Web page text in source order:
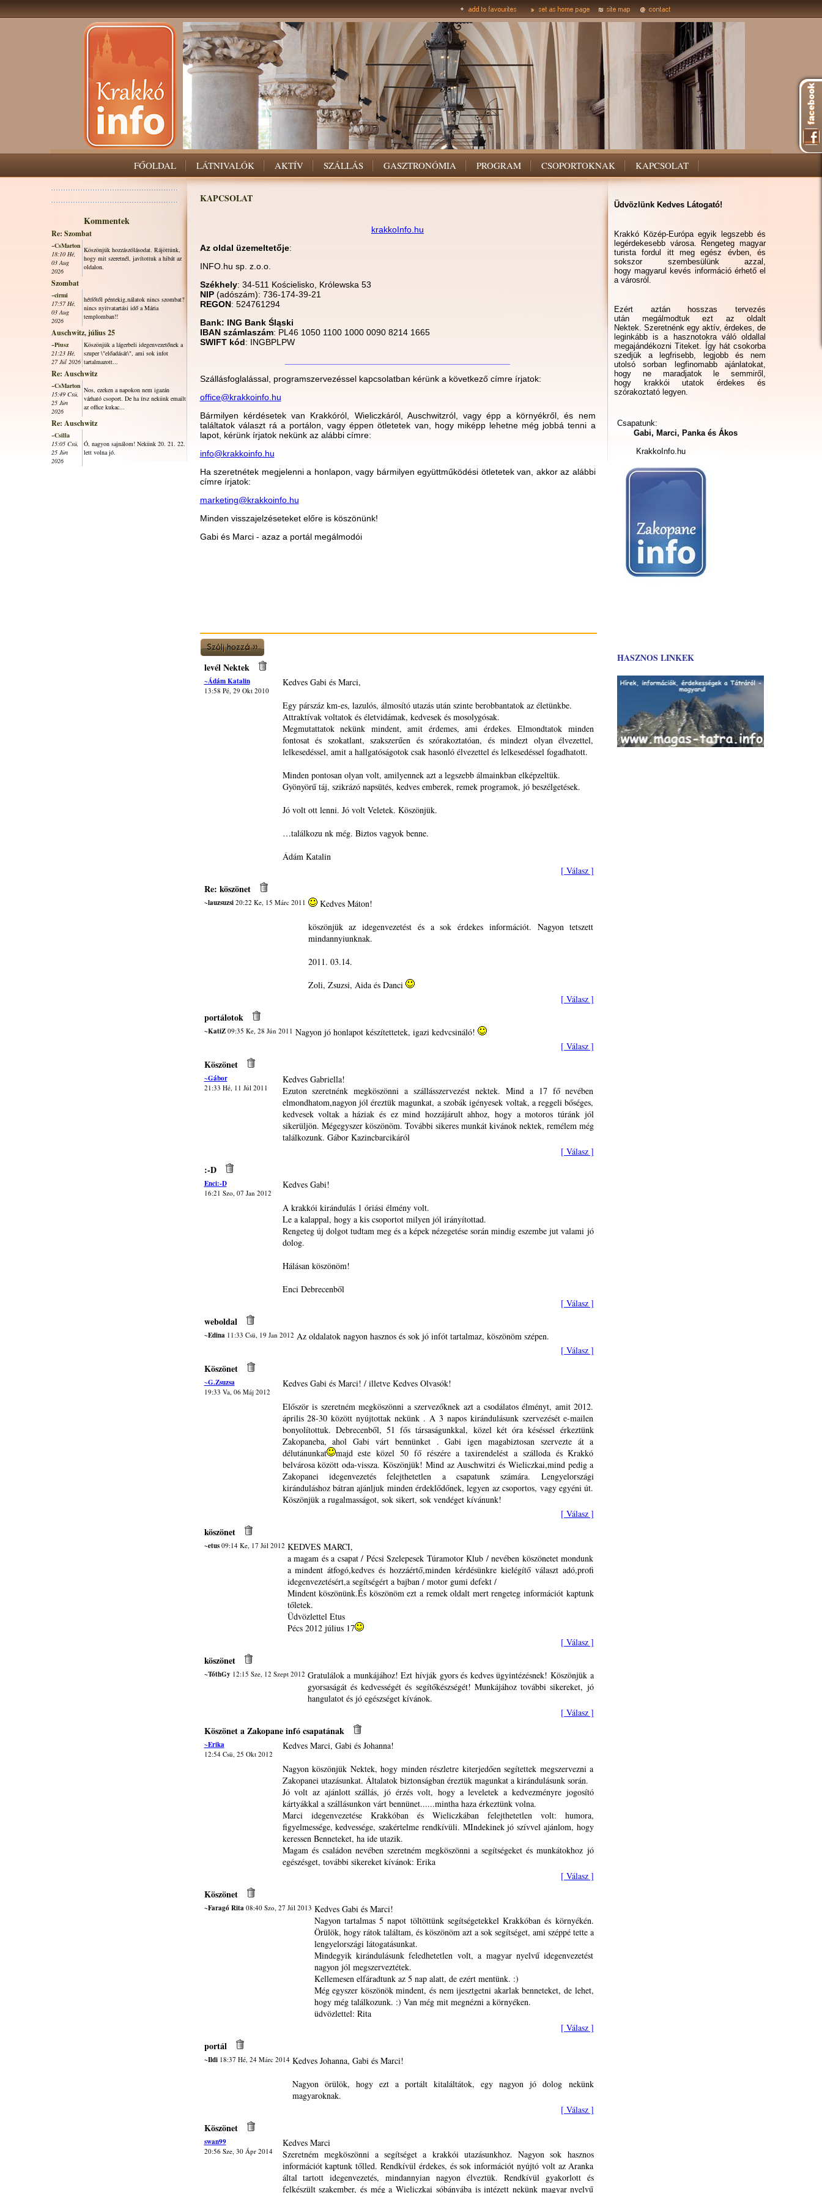
FŐOLDAL LÁTNIVALÓK AKTÍV SZÁLLÁS GASZTRONÓMIA PROGRAM CSOPORTOKNAK KAPCSOLAT
Kommentek
Re: Szombat
~CsMarton
18:10 Hé,
03 Aug
2026
Köszönjük hozzászólásodat. Rájöttünk,
hogy mit szeretnél, javítottuk a hibát az
oldalon.
Szombat
~cirmi
17:57 Hé,
03 Aug
2026
hétfőtől péntekig,nálatok nincs szombat?
nincs nyitvatartási idő a Mária
templomban!!
Auschwitz, július 25
~Piusz
21:23 Hé,
27 Júl 2026
Köszönjük a lágerbeli idegenvezetőnek a
szuper \"előadását\", ami sok infot
tartalmazott...
Re: Auschwitz
~CsMarton
15:49 Csü,
25 Jún
2026
Nos, ezeken a napokon nem igazán
várható csoport. De ha írsz nekünk emailt
az office kukac...
Re: Auschwitz
~Csilla
15:05 Csü,
25 Jún
2026
Ó, nagyon sajnálom! Nekünk 20. 21. 22.
lett volna jó.
KAPCSOLAT
krakkoInfo.hu
Az oldal üzemeltetője:
INFO.hu sp. z.o.o.
Székhely: 34-511 Kościelisko, Królewska 53
NIP(adószám): 736-174-39-21
REGON: 524761294
Bank: ING Bank Śląski
IBAN számlaszám: PL46 1050 1100 1000 0090 8214 1665
SWIFT kód: INGBPLPW
Szállásfoglalással, programszervezéssel kapcsolatban kérünk a következő címre írjatok:
office@krakkoinfo.hu
Bármilyen kérdésetek van Krakkóról, Wieliczkáról, Auschwitzról, vagy épp a környékről, és nem
találtatok választ rá a portálon, vagy éppen ötletetek van, hogy miképp lehetne még jobbá tenni a
lapot, kérünk írjatok nekünk az alábbi címre:
info@krakkoinfo.hu
Ha szeretnétek megjelenni a honlapon, vagy bármilyen együttműködési ötletetek van, akkor az alábbi
címre írjatok:
marketing@krakkoinfo.hu
Minden visszajelzéseteket előre is köszönünk!
Gabi és Marci - azaz a portál megálmodói
levél Nektek
~Ádám Katalin
13:58 Pé, 29 Okt 2010
Kedves Gabi és Marci,
Egy párszáz km-es, lazulós, álmosító utazás után szinte berobbantatok az életünkbe.
Attraktívak voltatok és életvidámak, kedvesek és mosolygósak.
Megmutattatok nekünk mindent, amit érdemes, ami érdekes. Elmondtatok minden
fontosat és szokatlant, szakszerűen és szórakoztatóan, és mindezt olyan élvezettel,
lelkesedéssel, amit a hallgatóságotok csak hasonló élvezettel és lelkesedéssel fogadhatott.
Minden pontosan olyan volt, amilyennek azt a legszebb álmainkban elképzeltük.
Gyönyörű táj, szikrázó napsütés, kedves emberek, remek programok, jó beszélgetések.
Jó volt ott lenni. Jó volt Veletek. Köszönjük.
…találkozu nk még. Biztos vagyok benne.
Ádám Katalin
[ Válasz ]
Re: köszönet
~lauzsuzsi20:22 Ke, 15 Márc 2011
Kedves Máton!
köszönjük az idegenvezetést és a sok érdekes információt. Nagyon tetszett
mindannyiunknak.
2011. 03.14.
Zoli, Zsuzsi, Aida és Danci
[ Válasz ]
portálotok
~KatiZ09:35 Ke, 28 Jún 2011 Nagyon jó honlapot készítettetek, igazi kedvcsináló!
[ Válasz ]
Köszönet
~Gábor
21:33 Hé, 11 Júl 2011
Kedves Gabriella!
Ezuton szeretnénk megköszönni a szállásszervezést nektek. Mind a 17 fő nevében
elmondhatom,nagyon jól éreztük magunkat, a szobák igényesek voltak, a reggeli bőséges,
kedvesek voltak a háziak és ez mind hozzájárult ahhoz, hogy a motoros túránk jól
sikerüljön. Mégegyszer köszönöm. További sikeres munkát kivánok nektek, remélem még
találkozunk. Gábor Kazincbarcikáról
[ Válasz ]
:-D
Enci:-D
16:21 Szo, 07 Jan 2012
Kedves Gabi!
A krakkói kirándulás 1 óriási élmény volt.
Le a kalappal, hogy a kis csoportot milyen jól irányítottad.
Rengeteg új dolgot tudtam meg és a képek nézegetése során mindig eszembe jut valami jó
dolog.
Hálásan köszönöm!
Enci Debrecenből
[ Válasz ]
weboldal
~Edina11:33 Csü, 19 Jan 2012 Az oldalatok nagyon hasznos és sok jó infót tartalmaz, köszönöm szépen.
[ Válasz ]
Köszönet
~G.Zsuzsa
19:33 Va, 06 Máj 2012
Kedves Gabi és Marci! / illetve Kedves Olvasók!
Először is szeretném megköszönni a szervezőknek azt a csodálatos élményt, amit 2012.
április 28-30 között nyújtottak nekünk . A 3 napos kirándulásunk szervezését e-mailen
bonyolítottuk. Debrecenből, 51 fős társaságunkkal, közel két óra késéssel érkeztünk
Zakopaneba, ahol Gabi várt bennünket . Gabi igen magabiztosan szervezte át a
délutánunkat
majd este közel 50 fő részére a taxirendelést a szálloda és Krakkó
belvárosa között oda-vissza. Köszönjük! Mind az Auschwitzi és Wieliczkai,mind pedig a
Zakopanei idegenvezetés felejthetetlen a csapatunk számára. Lengyelországi
kiránduláshoz bátran ajánljuk minden érdeklődőnek, legyen az csoportos, vagy egyéni út.
Köszönjük a rugalmasságot, sok sikert, sok vendéget kívánunk!
[ Válasz ]
köszönet
~etus09:14 Ke, 17 Júl 2012 KEDVES MARCI,
a magam és a csapat / Pécsi Szelepesek Túramotor Klub / nevében köszönetet mondunk
a mindent átfogó,kedves és hozzáértő,minden kérdésünkre kielégítő választ adó,profi
idegenvezetésért,a segítségért a bajban / motor gumi defekt /
Mindent köszönünk.És köszönöm ezt a remek oldalt mert rengeteg információt kaptunk
tőletek.
Üdvözlettel Etus
Pécs 2012 július 17
[ Válasz ]
köszönet
~TóthGy 12:15 Sze, 12 Szept 2012 Gratulálok a munkájához! Ezt hívják gyors és kedves ügyintézésnek! Köszönjük a
gyorsaságát és kedvességét és segítőkészségét! Munkájához további sikereket, jó
hangulatot és jó egészséget kívánok.
[ Válasz ]
Köszönet a Zakopane infó csapatának
~Erika
12:54 Csü, 25 Okt 2012
Kedves Marci, Gabi és Johanna!
Nagyon köszönjük Nektek, hogy minden részletre kiterjedően segítettek megszervezni a
Zakopanei utazásunkat. Általatok biztonságban éreztük magunkat a kirándulásunk során.
Jó volt az ajánlott szállás, jó érzés volt, hogy a leveletek a kedvezményre jogosító
kártyákkal a szállásunkon várt bennünet......mintha haza érkeztünk volna.
Marci idegenvezetése Krakkóban és Wieliczkában felejthetetlen volt: humora,
figyelmessége, kedvessége, szakértelme rendkívüli. MIndekinek jó szívvel ajánlom, hogy
keressen Benneteket, ha ide utazik.
Magam és családon nevében szeretném megköszönni a segítségeket és munkátokhoz jó
egészésget, további sikereket kívánok: Erika
[ Válasz ]
Köszönet
~Faragó Rita08:40 Szo, 27 Júl 2013 Kedves Gabi és Marci!
Nagyon tartalmas 5 napot töltöttünk segítségetekkel Krakkóban és környékén.
Örülök, hogy rátok találtam, és köszönöm azt a sok segítséget, ami széppé tette a
lengyelországi látogatásunkat.
Mindegyik kirándulásunk feledhetetlen volt, a magyar nyelvű idegenvezetést
nagyon jól megszerveztétek.
Kellemesen elfáradtunk az 5 nap alatt, de ezért mentünk. :)
Még egyszer köszönök mindent, és nem ijesztgetni akarlak benneteket, de lehet,
hogy még találkozunk. :) Van még mit megnézni a környéken.
üdvözlettel: Rita
[ Válasz ]
portál
~Ildi18:37 Hé, 24 Márc 2014 Kedves Johanna, Gabi és Marci!
Nagyon örülök, hogy ezt a portált kitaláltátok, egy nagyon jó dolog nekünk
magyaroknak.
[ Válasz ]
Köszönet
swan99
20:56 Sze, 30 Ápr 2014
Kedves Marci
Szeretném megköszönni a segítséget a krakkói utazásunkhoz. Nagyon sok hasznos
információt kaptunk tőlled. Rendkívül érdekes, és sok információt nyújtó volt az Aranka
által tartott idegenvezetés, mindannyian nagyon élveztük. Rendkívül gyakorlott és
felkészült szakember, és még a Wieliczkai sóbányába is intézett nekünk magyar nyelvű
Üdvözlünk Kedves Látogató!
Krakkó Közép-Európa egyik legszebb és
legérdekesebb városa. Rengeteg magyar
turista fordul itt meg egész évben, és
sokszor szembesülünk azzal,
hogy magyarul kevés információ érhető el
a városról.
Ezért aztán hosszas tervezés
után megálmodtuk ezt az oldalt
Nektek. Szeretnénk egy aktív, érdekes, de
leginkább is a hasznotokra váló oldallal
megajándékozni Titeket. Így hát csokorba
szedjük a legfrisebb, legjobb és nem
utolsó sorban legfinomabb ajánlatokat,
hogy ne maradjatok le semmiről,
hogy krakkói utatok érdekes és
szórakoztató legyen.
Csapatunk:
Gabi, Marci, Panka és Ákos
KrakkoInfo.hu
HASZNOS LINKEK